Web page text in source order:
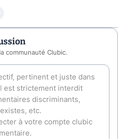
communauté Clubic.